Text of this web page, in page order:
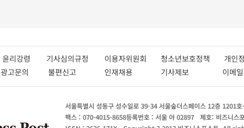
윤리강령 기사심의규정 이용자위원회 청소년보호정책 개
광고문의 불편신고 인재채용 기사제보 이메
서울특별시 성동구 성수일로 39-34 서울숲더스페이스 12층 1201
팩스 : 070-4015-8658등록번호 : 서울 아 02897 제호: 비즈니스